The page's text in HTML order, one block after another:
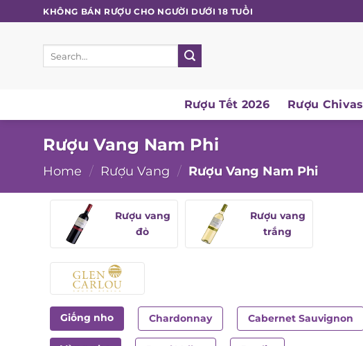
to
content
KHÔNG BÁN RƯỢU CHO NGƯỜI DƯỚI 18 TUỔI
Rượu Tết 2026 Rượu Chivas
Rượu Vang Nam Phi
Home / Rượu Vang / Rượu Vang Nam Phi
Rượu vang
đỏ
Rượu vang
trắng
Giống nho Chardonnay Cabernet Sauvignon